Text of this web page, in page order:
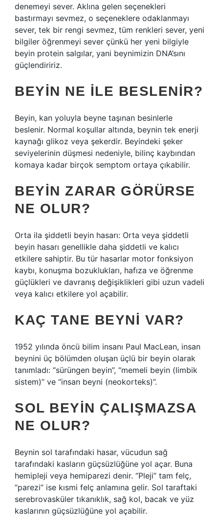
denemeyi sever. Aklına gelen seçenekleri
bastırmayı sevmez, o seçeneklere odaklanmayı
sever, tek bir rengi sevmez, tüm renkleri sever, yeni
bilgiler öğrenmeyi sever çünkü her yeni bilgiyle
beyin protein salgılar, yani beynimizin DNA’sını
güçlendiririz.
BEYIN NE ILE BESLENIR?
Beyin, kan yoluyla beyne taşınan besinlerle
beslenir. Normal koşullar altında, beynin tek enerji
kaynağı glikoz veya şekerdir. Beyindeki şeker
seviyelerinin düşmesi nedeniyle, bilinç kaybından
komaya kadar birçok semptom ortaya çıkabilir.
BEYIN ZARAR GÖRÜRSE
NE OLUR?
Orta ila şiddetli beyin hasarı: Orta veya şiddetli
beyin hasarı genellikle daha şiddetli ve kalıcı
etkilere sahiptir. Bu tür hasarlar motor fonksiyon
kaybı, konuşma bozuklukları, hafıza ve öğrenme
güçlükleri ve davranış değişiklikleri gibi uzun vadeli
veya kalıcı etkilere yol açabilir.
KAÇ TANE BEYNI VAR?
1952 yılında öncü bilim insanı Paul MacLean, insan
beynini üç bölümden oluşan üçlü bir beyin olarak
tanımladı: “sürüngen beyin”, “memeli beyin (limbik
sistem)” ve “insan beyni (neokorteks)”.
SOL BEYIN ÇALIŞMAZSA
NE OLUR?
Beynin sol tarafındaki hasar, vücudun sağ
tarafındaki kasların güçsüzlüğüne yol açar. Buna
hemipleji veya hemiparezi denir. “Pleji” tam felç,
“parezi” ise kısmi felç anlamına gelir. Sol taraftaki
serebrovasküler tıkanıklık, sağ kol, bacak ve yüz
kaslarının güçsüzlüğüne yol açabilir.